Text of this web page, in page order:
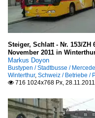
Steiger, Schlatt - Nr. 153/ZH
November 2011 in
Markus Doyon
Bustypen / Stadtbusse /
Winterthur, Schweiz / Betriebe /
 716 1024x768 Px, 28.11.2011